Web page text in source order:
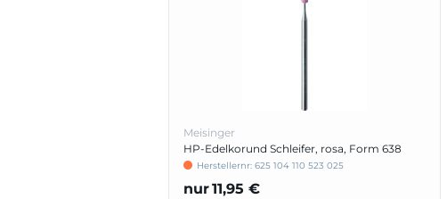
Meisinger
HP-Edelkorund Schleifer, rosa, Form 638
Herstellernr: 625 104 110 523 025
nur11,95 €